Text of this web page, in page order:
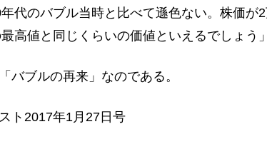
代のバブル当時と比べて遜色ない。株価が2
高値と同じくらいの価値といえるでしょう」
バブルの再来」なのである。
ト2017年1月27日号